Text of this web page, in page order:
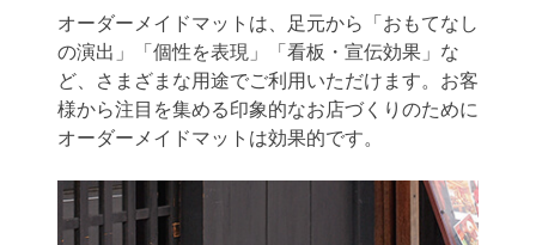
オーダーメイドマットは、足元から「おもてなし
の演出」「個性を表現」「看板・宣伝効果」な
ど、さまざまな用途でご利用いただけます。お客
様から注目を集める印象的なお店づくりのために
オーダーメイドマットは効果的です。